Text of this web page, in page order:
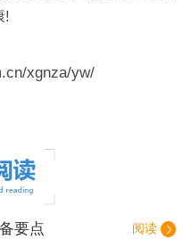
!
xgnza/yw/
阅读
要点